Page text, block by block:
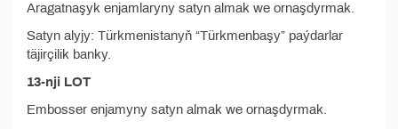
Aragatnaşyk enjamlaryny satyn almak we ornaşdyrmak.
Satyn alyjy: Türkmenistanyň “Türkmenbaşy” paýdarlar
täjirçilik banky.
13-nji LOT
Embosser enjamyny satyn almak we ornaşdyrmak.